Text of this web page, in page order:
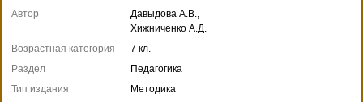
Автор
Давыдова А.В.,
Хижниченко А.Д.
Возрастная категория
7 кл.
Раздел
Педагогика
Тип издания
Методика